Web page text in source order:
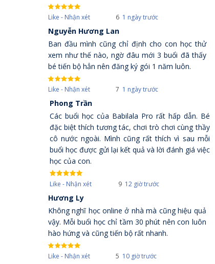
Like - Nhận xét 6 1 ngày trước
Hương Ly
Không nghĩ học online ở nhà mà cũng hiệu quả
vậy. Mỗi buổi học chỉ tầm 30 phút nên con luôn
hào hứng và cũng tiến bộ rất nhanh.
Like - Nhận xét 5 10 giờ trước
Nguyễn Hương Lan
Ban đầu mình cũng chỉ định cho con học thử
xem như thế nào, ngờ đâu mới 3 buổi đã thấy
bé tiến bộ hẳn nên đăng ký gói 1 năm luôn.
Like - Nhận xét 7 1 ngày trước
Phong Trần
Các buổi học của Babilala Pro rất hấp dẫn. Bé
đặc biệt thích tương tác, chơi trò chơi cùng thầy
cô nước ngoài. Mình cũng rất thích vì sau mỗi
buổi học được gửi lại kết quả và lời đánh giá việc
học của con.
Like - Nhận xét 9 12 giờ trước